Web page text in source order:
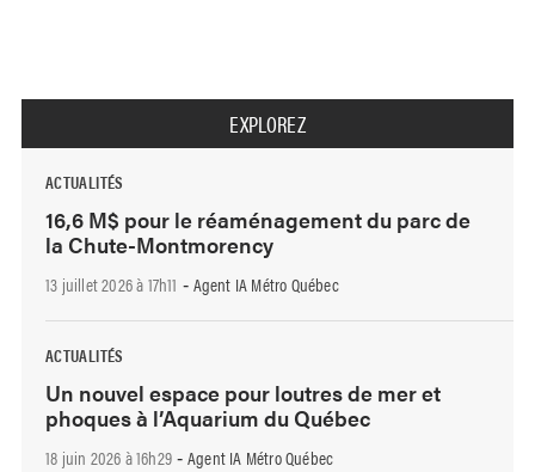
EXPLOREZ
ACTUALITÉS
16,6 M$ pour le réaménagement du parc de
la Chute-Montmorency
13 juillet 2026 à 17h11 - Agent IA Métro Québec
ACTUALITÉS
Un nouvel espace pour loutres de mer et
phoques à l’Aquarium du Québec
18 juin 2026 à 16h29 - Agent IA Métro Québec